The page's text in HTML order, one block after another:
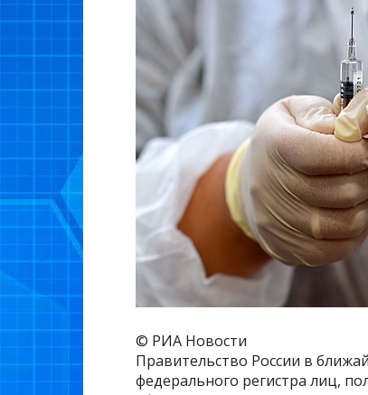
© РИА Новости
Правительство России в
федерального регистра лиц,